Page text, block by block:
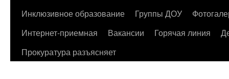
содержимому
Инклюзивное образование
Группы ДОУ
Интернет-приемная
Вакансии Горячая линия
Прокуратура разъясняет